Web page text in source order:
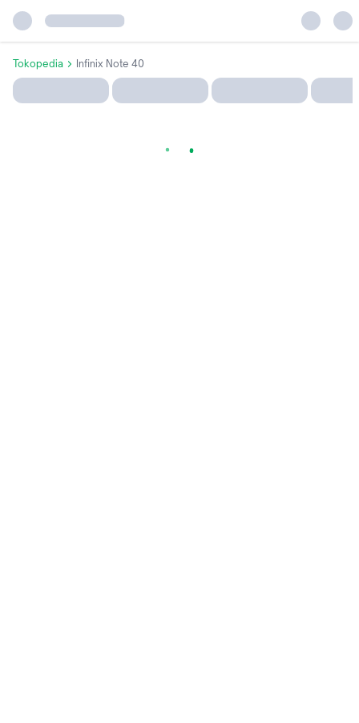
Tokopedia Infinix Note 40